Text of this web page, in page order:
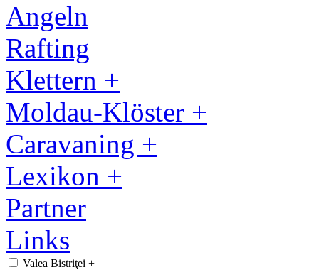
Angeln
Rafting
Klettern +
Moldau-Klöster +
Caravaning +
Lexikon +
Partner
Links
Valea Bistriţei +